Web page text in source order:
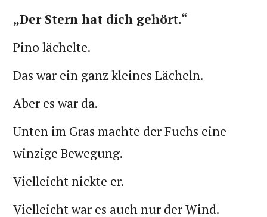
„Der Stern hat dich gehört.“
Pino lächelte.
Das war ein ganz kleines Lächeln.
Aber es war da.
Unten im Gras machte der Fuchs eine
winzige Bewegung.
Vielleicht nickte er.
Vielleicht war es auch nur der Wind.